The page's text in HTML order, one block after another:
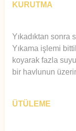
KURUTMA
Yıkadıktan sonra
Yıkama işlemi
koyarak fazla
bir havlunun
ÜTÜLEME